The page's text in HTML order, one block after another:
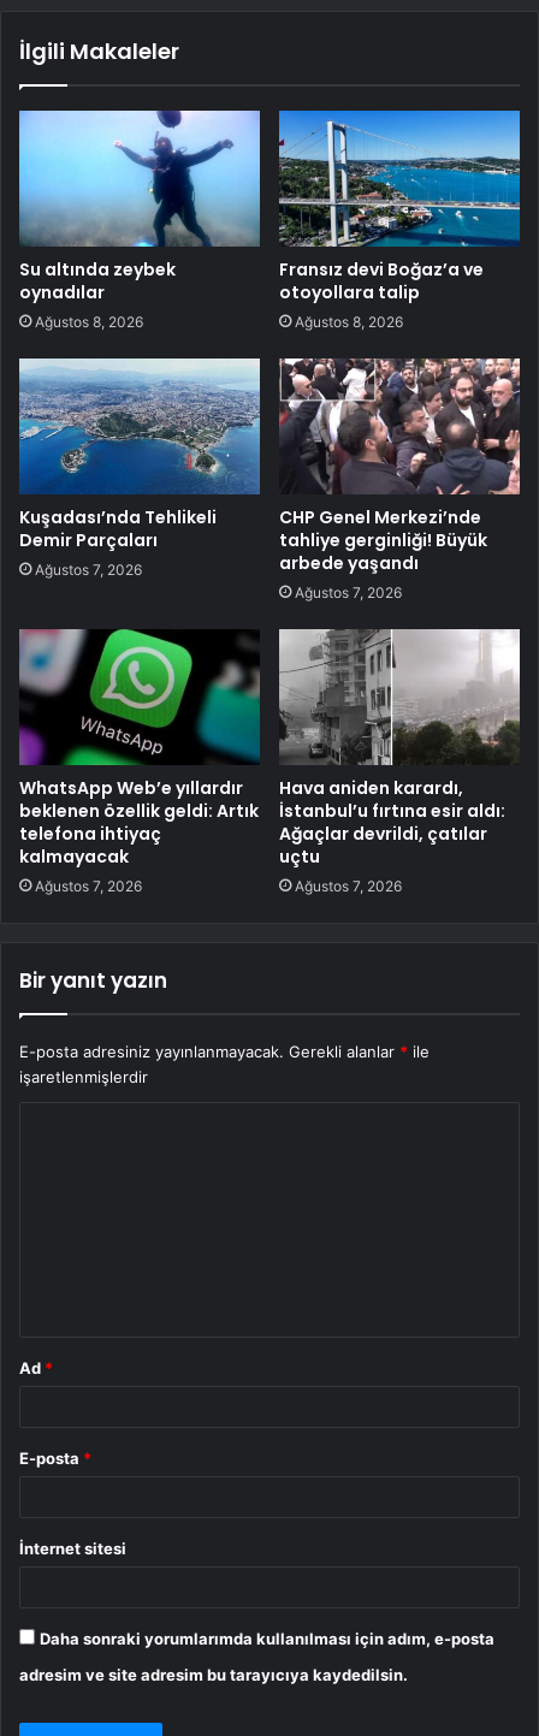
İlgili Makaleler
Su altında zeybek
oynadılar
Ağustos 8, 2026
Fransız devi Boğaz’a ve
otoyollara talip
Ağustos 8, 2026
Kuşadası’nda Tehlikeli
Demir Parçaları
Ağustos 7, 2026
CHP Genel Merkezi’nde
tahliye gerginliği! Büyük
arbede yaşandı
Ağustos 7, 2026
WhatsApp Web’e yıllardır
beklenen özellik geldi: Artık
telefona ihtiyaç
kalmayacak
Ağustos 7, 2026
Hava aniden karardı,
İstanbul’u fırtına esir aldı:
Ağaçlar devrildi, çatılar
uçtu
Ağustos 7, 2026
Bir yanıt yazın
E-posta adresiniz yayınlanmayacak. Gerekli alanlar * ile
işaretlenmişlerdir
Ad *
E-posta *
İnternet sitesi
Daha sonraki yorumlarımda kullanılması için adım, e-posta
adresim ve site adresim bu tarayıcıya kaydedilsin.